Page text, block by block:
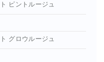
ピントルージュ
グロウルージュ